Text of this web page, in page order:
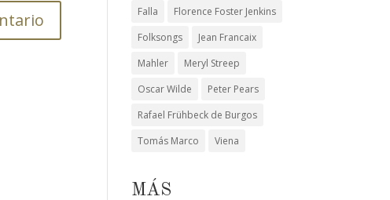
Falla
Florence Foster Jenkins
Folksongs
Jean Francaix
Mahler
Meryl Streep
Oscar Wilde
Peter Pears
Rafael Frühbeck de Burgos
Tomás Marco
Viena
MÁS